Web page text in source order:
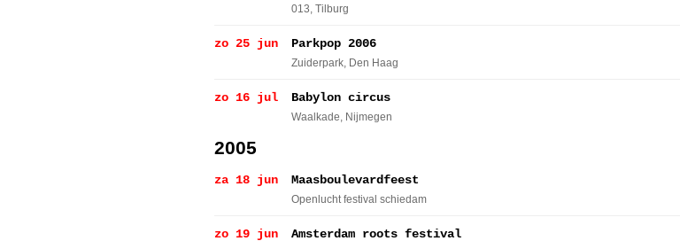
013, Tilburg
zo 25 jun Parkpop 2006
Zuiderpark, Den Haag
zo 16 jul Babylon circus
Waalkade, Nijmegen
2005
za 18 jun Maasboulevardfeest
Openlucht festival schiedam
zo 19 jun Amsterdam roots festival